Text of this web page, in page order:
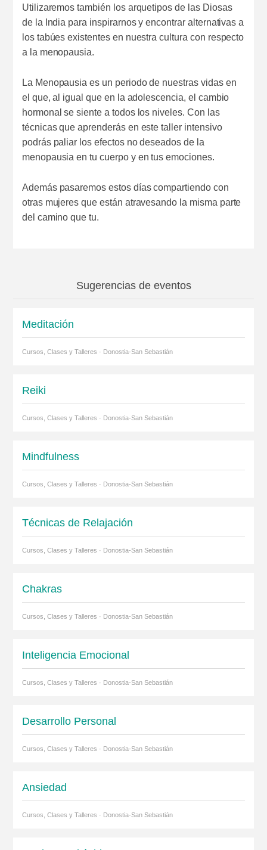
Utilizaremos también los arquetipos de las Diosas
de la India para inspirarnos y encontrar alternativas a
los tabúes existentes en nuestra cultura con respecto
a la menopausia.
La Menopausia es un periodo de nuestras vidas en
el que, al igual que en la adolescencia, el cambio
hormonal se siente a todos los niveles. Con las
técnicas que aprenderás en este taller intensivo
podrás paliar los efectos no deseados de la
menopausia en tu cuerpo y en tus emociones.
Además pasaremos estos días compartiendo con
otras mujeres que están atravesando la misma parte
del camino que tu.
Sugerencias de eventos
Meditación
Cursos, Clases y Talleres · Donostia-San Sebastián
Reiki
Cursos, Clases y Talleres · Donostia-San Sebastián
Mindfulness
Cursos, Clases y Talleres · Donostia-San Sebastián
Técnicas de Relajación
Cursos, Clases y Talleres · Donostia-San Sebastián
Chakras
Cursos, Clases y Talleres · Donostia-San Sebastián
Inteligencia Emocional
Cursos, Clases y Talleres · Donostia-San Sebastián
Desarrollo Personal
Cursos, Clases y Talleres · Donostia-San Sebastián
Ansiedad
Cursos, Clases y Talleres · Donostia-San Sebastián